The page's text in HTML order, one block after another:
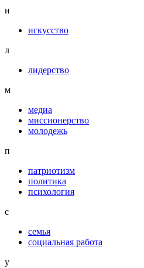
и
искусство
л
лидерство
м
медиа
миссионерство
молодежь
п
патриотизм
политика
психология
с
семья
социальная работа
у